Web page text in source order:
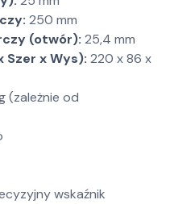
250 mm
(otwór): 25,4 mm
Szer x Wys): 220 x 86 x
(zależnie od
wskaźnik